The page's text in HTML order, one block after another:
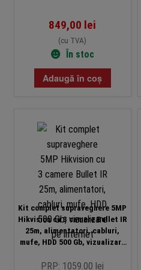
849,00 lei
(cu TVA)
În stoc
Adaugă în coș
Kit complet supraveghere 5MP
Hikvision cu 3 camere Bullet IR
25m, alimentatori, cabluri,
mufe, HDD 500 Gb, vizualizare
PRP: 1059.00 lei